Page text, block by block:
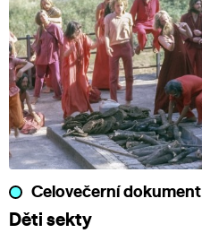
Celovečerní dokument
Děti sekty